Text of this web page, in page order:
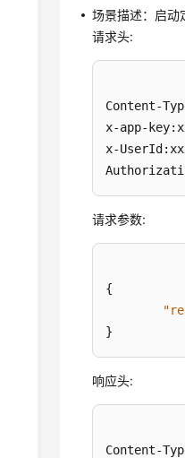
场景描述：启动
请求头:
Content-
x-app-
x-
请求参数:
{
}
响应头:
Content-